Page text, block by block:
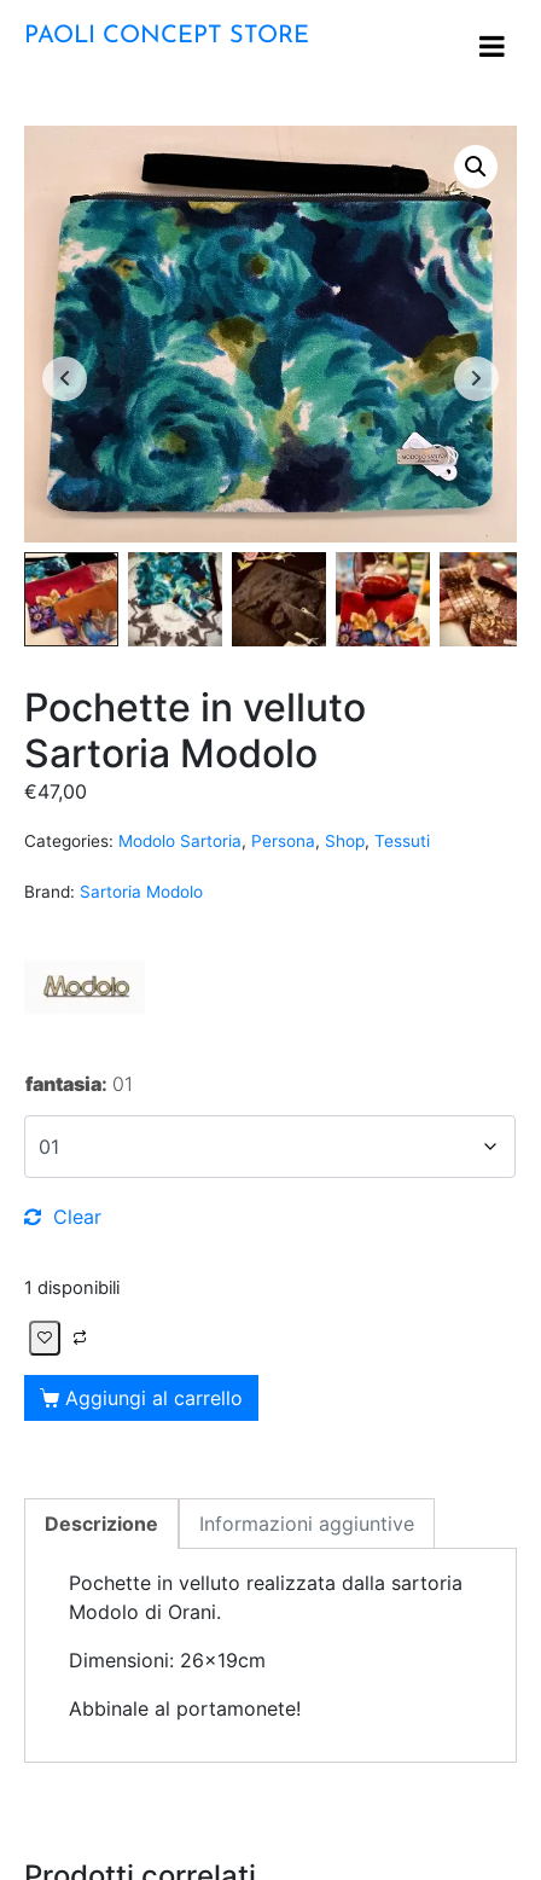
PAOLI CONCEPT STORE
Pochette in velluto
Sartoria Modolo
€47,00
Categories: Modolo Sartoria, Persona, Shop, Tessuti
Brand: Sartoria Modolo
fantasia: 01
Clear
1 disponibili
Aggiungi al carrello
Descrizione Informazioni aggiuntive
Pochette in velluto realizzata dalla sartoria
Modolo di Orani.
Dimensioni: 26x19cm
Abbinale al portamonete!